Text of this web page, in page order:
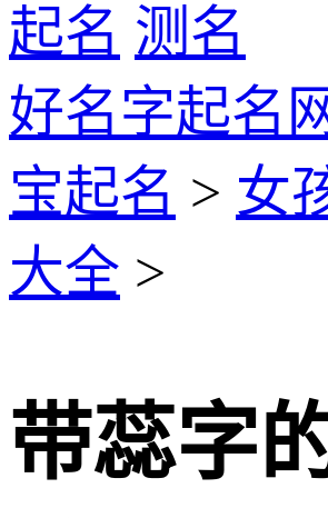
起名 测名
好名字起名
宝起名 > 女
大全 >
带蕊字